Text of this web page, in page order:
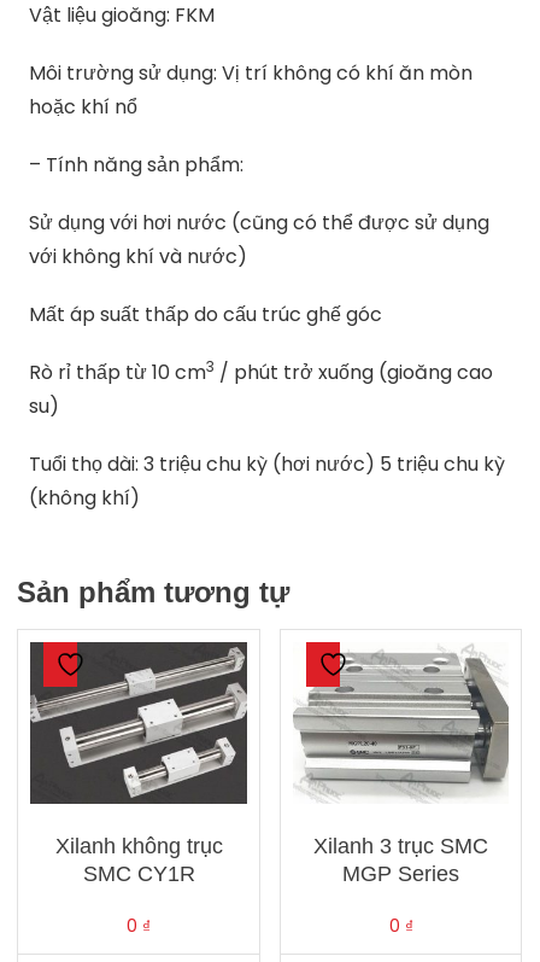
Vật liệu gioăng: FKM
Môi trường sử dụng: Vị trí không có khí ăn mòn
hoặc khí nổ
– Tính năng sản phẩm:
Sử dụng với hơi nước (cũng có thể được sử dụng
với không khí và nước)
Mất áp suất thấp do cấu trúc ghế góc
Rò rỉ thấp từ 10 cm3 / phút trở xuống (gioăng cao
su)
Tuổi thọ dài: 3 triệu chu kỳ (hơi nước) 5 triệu chu kỳ
(không khí)
Sản phẩm tương tự
Xilanh không trục
SMC CY1R
0 ₫
Xilanh 3 trục SMC
MGP Series
0 ₫